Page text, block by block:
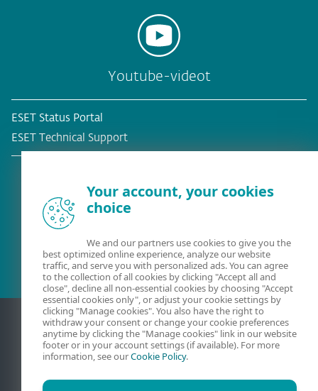
Youtube-videot
ESET Status Portal
ESET Technical Support
Your account, your cookies
choice
We and our partners use cookies to give you the
best optimized online experience, analyze our website
traffic, and serve you with personalized ads. You can agree
to the collection of all cookies by clicking "Accept all and
close", decline all non-essential cookies by choosing "Accept
essential cookies only", or adjust your cookie settings by
clicking "Manage cookies". You also have the right to
withdraw your consent or change your cookie preferences
anytime by clicking the "Manage cookies" link in our website
footer or in your account settings (if available). For more
information, see ourCookie Policy.